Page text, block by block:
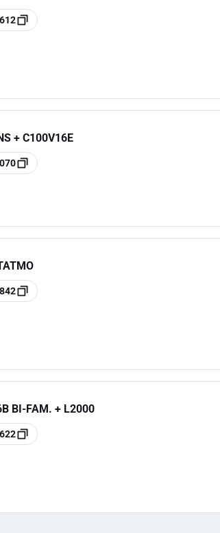
+ C100V16E
BI-FAM. + L2000